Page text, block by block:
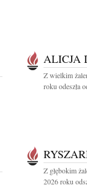
ALICJA
Z wielkim
roku odeszła
Z głębokim
2026 roku